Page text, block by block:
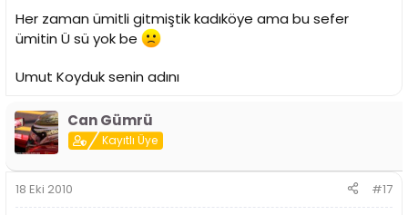
Her zaman ümitli gitmiştik kadıköye ama bu sefer
ümitin Ü sü yok be
Umut Koyduk senin adını
Can Gümrü
Kayıtlı Üye
18 Eki 2010 #17